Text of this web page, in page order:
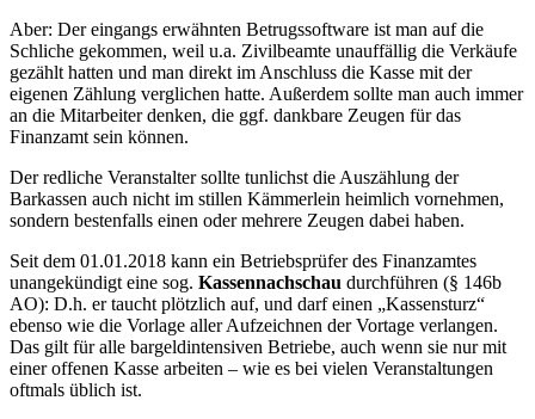
Aber: Der eingangs erwähnten Betrugssoftware ist man auf die
Schliche gekommen, weil u.a. Zivilbeamte unauffällig die Verkäufe
gezählt hatten und man direkt im Anschluss die Kasse mit der
eigenen Zählung verglichen hatte. Außerdem sollte man auch immer
an die Mitarbeiter denken, die ggf. dankbare Zeugen für das
Finanzamt sein können.
Der redliche Veranstalter sollte tunlichst die Auszählung der
Barkassen auch nicht im stillen Kämmerlein heimlich vornehmen,
sondern bestenfalls einen oder mehrere Zeugen dabei haben.
Seit dem 01.01.2018 kann ein Betriebsprüfer des Finanzamtes
unangekündigt eine sog. Kassennachschau durchführen (§ 146b
AO): D.h. er taucht plötzlich auf, und darf einen „Kassensturz“
ebenso wie die Vorlage aller Aufzeichnen der Vortage verlangen.
Das gilt für alle bargeldintensiven Betriebe, auch wenn sie nur mit
einer offenen Kasse arbeiten – wie es bei vielen Veranstaltungen
oftmals üblich ist.